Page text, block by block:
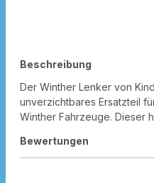
Beschreibung
Der Winther Lenker von
unverzichtbares Ersatzteil
Winther Fahrzeuge. Dieser
Bewertungen